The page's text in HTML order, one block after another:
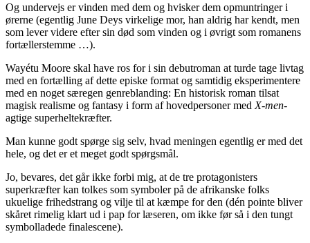
Og undervejs er vinden med dem og hvisker dem opmuntringer i
ørerne (egentlig June Deys virkelige mor, han aldrig har kendt, men
som lever videre efter sin død som vinden og i øvrigt som romanens
fortællerstemme …).
Wayétu Moore skal have ros for i sin debutroman at turde tage livtag
med en fortælling af dette episke format og samtidig eksperimentere
med en noget særegen genreblanding: En historisk roman tilsat
magisk realisme og fantasy i form af hovedpersoner med X-men-
agtige superheltekræfter.
Man kunne godt spørge sig selv, hvad meningen egentlig er med det
hele, og det er et meget godt spørgsmål.
Jo, bevares, det går ikke forbi mig, at de tre protagonisters
superkræfter kan tolkes som symboler på de afrikanske folks
ukuelige frihedstrang og vilje til at kæmpe for den (dén pointe bliver
skåret rimelig klart ud i pap for læseren, om ikke før så i den tungt
symbolladede finalescene).